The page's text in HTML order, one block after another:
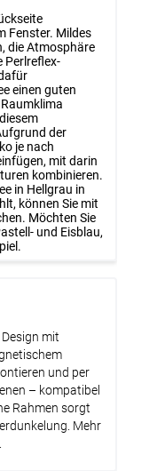
Fenster. Mildes
die Atmosphäre
Perlreflex-
einen guten
der
je nach
mit darin
kombinieren.
in Hellgrau in
können Sie mit
Möchten Sie
und Eisblau,
mit
und per
– kompatibel
Rahmen sorgt
Mehr